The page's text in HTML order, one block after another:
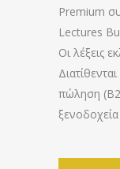
Premium
Lectures
Οι λέξεις
πώληση